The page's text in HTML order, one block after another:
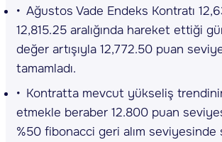
Ağustos Vade Endeks Kontratı
12,815.25 aralığında hareket ettiği
değer artışıyla 12,772.50 puan
tamamladı.
Kontratta mevcut yükseliş
etmekle beraber 12.800 puan
%50 fibonacci geri alım seviyesinde